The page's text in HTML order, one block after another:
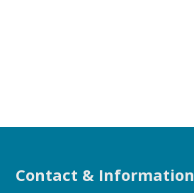
Contact & Information